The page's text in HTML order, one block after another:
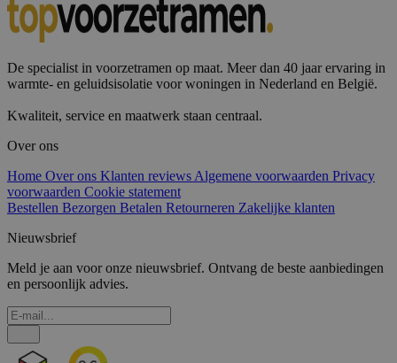
De specialist in voorzetramen op maat. Meer dan 40 jaar ervaring in
warmte- en geluidsisolatie voor woningen in Nederland en België.
Kwaliteit, service en maatwerk staan centraal.
Over ons
Home Over ons Klanten reviews Algemene voorwaarden Privacy
voorwaarden Cookie statement
Bestellen Bezorgen Betalen Retourneren Zakelijke klanten
Nieuwsbrief
Meld je aan voor onze nieuwsbrief. Ontvang de beste aanbiedingen
en persoonlijk advies.